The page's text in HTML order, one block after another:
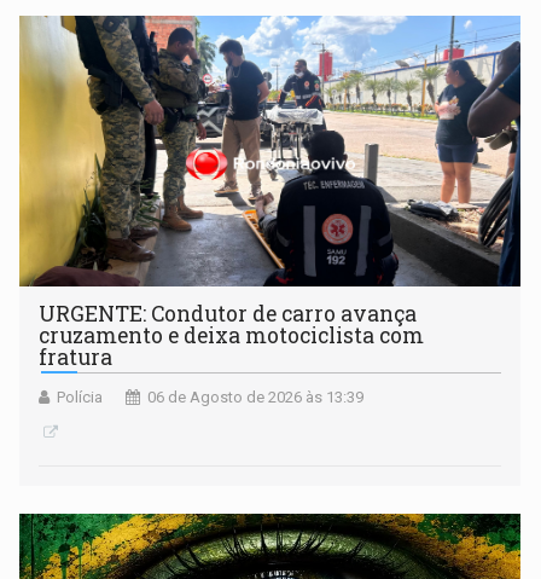
URGENTE: Condutor de carro avança
cruzamento e deixa motociclista com
fratura
Polícia 06 de Agosto de 2026 às 13:39